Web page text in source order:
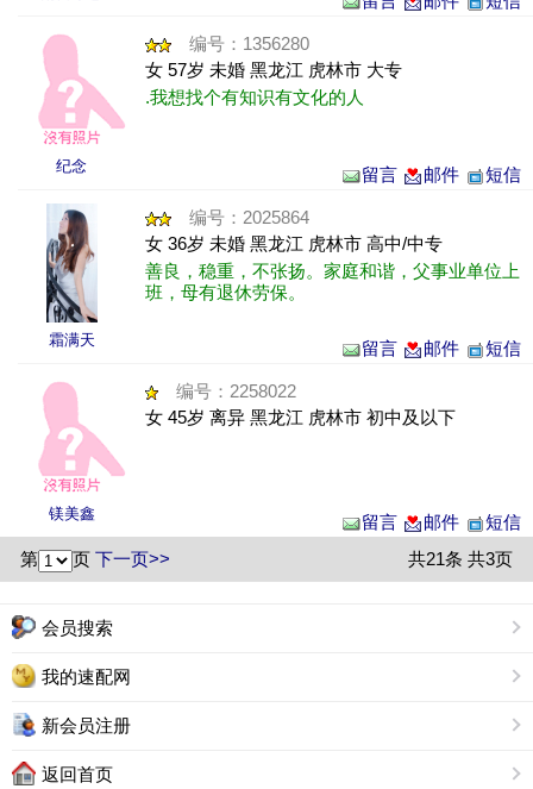
纪念
编号：1356280
女 57岁 未婚 黑龙江 虎林市 大专
.我想找个有知识有文化的人
留言 邮件 短信
霜满天
编号：2025864
女 36岁 未婚 黑龙江 虎林市 高中/中专
善良，稳重，不张扬。家庭和谐，父事业单位上
班，母有退休劳保。
留言 邮件 短信
镁美鑫
编号：2258022
女 45岁 离异 黑龙江 虎林市 初中及以下
留言 邮件
短信
第
页 下一页>> 共21条 共3页
会员搜索
我的速配网
新会员注册
返回首页